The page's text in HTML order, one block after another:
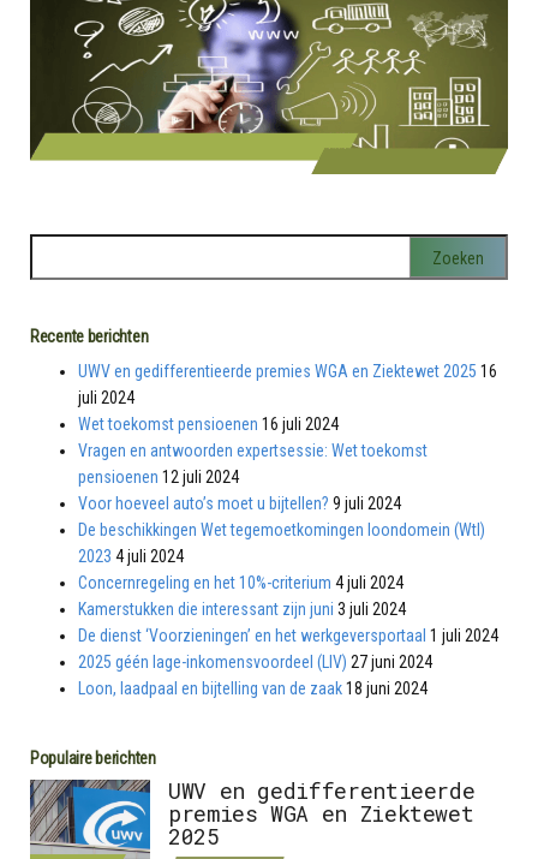
Recente berichten
UWV en gedifferentieerde premies WGA en Ziektewet 2025 16
juli 2024
Wet toekomst pensioenen 16 juli 2024
Vragen en antwoorden expertsessie: Wet toekomst
pensioenen 12 juli 2024
Voor hoeveel auto’s moet u bijtellen? 9 juli 2024
De beschikkingen Wet tegemoetkomingen loondomein (Wtl)
2023 4 juli 2024
Concernregeling en het 10%-criterium 4 juli 2024
Kamerstukken die interessant zijn juni 3 juli 2024
De dienst ‘Voorzieningen’ en het werkgeversportaal 1 juli 2024
2025 géén lage-inkomensvoordeel (LIV) 27 juni 2024
Loon, laadpaal en bijtelling van de zaak18 juni 2024
Populaire berichten
UWV en gedifferentieerde
premies WGA en Ziektewet
2025